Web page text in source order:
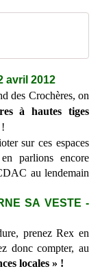
avril 2012
des Crochères, on
à hautes tiges
sur ces espaces
parlions encore
au lendemain
SA VESTE -
prenez Rex en
donc compter, au
locales » !